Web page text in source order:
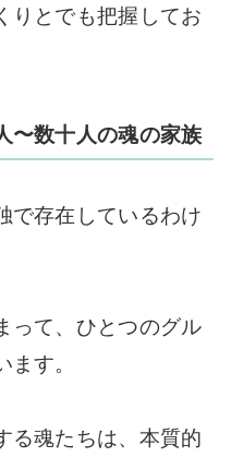
りとでも把握してお
〜数十人の魂の家族
で存在しているわけ
って、ひとつのグル
す。
る魂たちは、本質的